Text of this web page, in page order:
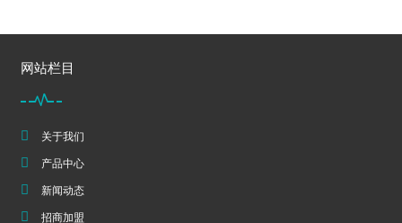
网站栏目
关于我们
产品中心
新闻动态
招商加盟